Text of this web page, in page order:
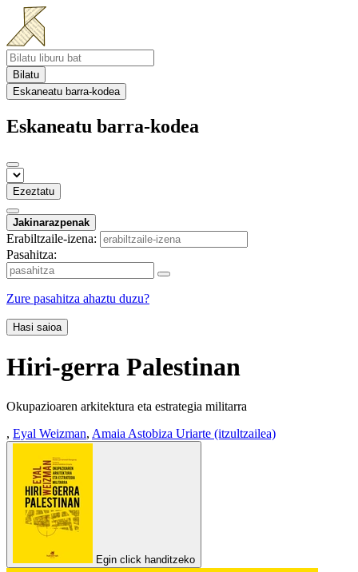
Bilatu
Eskaneatu barra-kodea
Eskaneatu barra-kodea
Ezeztatu
Jakinarazpenak
Erabiltzaile-izena:
Pasahitza:
Zure pasahitza ahaztu duzu?
Hasi saioa
Hiri-gerra Palestinan
Okupazioaren arkitektura eta estrategia militarra
, Eyal Weizman, Amaia Astobiza Uriarte (itzultzailea)
Egin click handitzeko